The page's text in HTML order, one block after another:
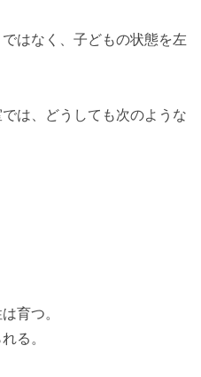
はなく、子どもの状態を左
は、どうしても次のような
育つ。
る。